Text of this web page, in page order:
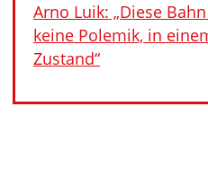
Arno Luik: „Diese
keine Polemik, in
Zustand“